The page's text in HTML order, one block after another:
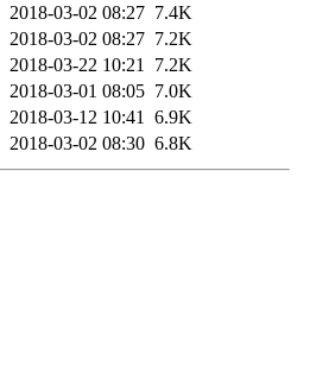
2018-03-02 08:27 7.4K
2018-03-02 08:27 7.2K
2018-03-22 10:21
7.2K
2018-03-01 08:05 7.0K
2018-03-12 10:41
6.9K
2018-03-02 08:30 6.8K